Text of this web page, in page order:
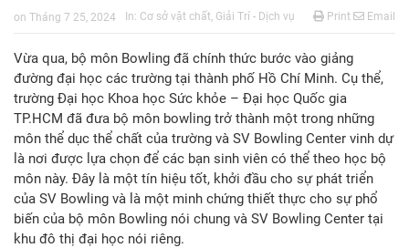
on Tháng 7 25, 2024 In: Cơ sở vật chất, Giải Trí - Dịch vụ Print Email
Vừa qua, bộ môn Bowling đã chính thức bước vào giảng
đường đại học các trường tại thành phố Hồ Chí Minh. Cụ thể,
trường Đại học Khoa học Sức khỏe – Đại học Quốc gia
TP.HCM đã đưa bộ môn bowling trở thành một trong những
môn thể dục thể chất của trường và SV Bowling Center vinh dự
là nơi được lựa chọn để các bạn sinh viên có thể theo học bộ
môn này. Đây là một tín hiệu tốt, khởi đầu cho sự phát triển
của SV Bowling và là một minh chứng thiết thực cho sự phổ
biến của bộ môn Bowling nói chung và SV Bowling Center tại
khu đô thị đại học nói riêng.